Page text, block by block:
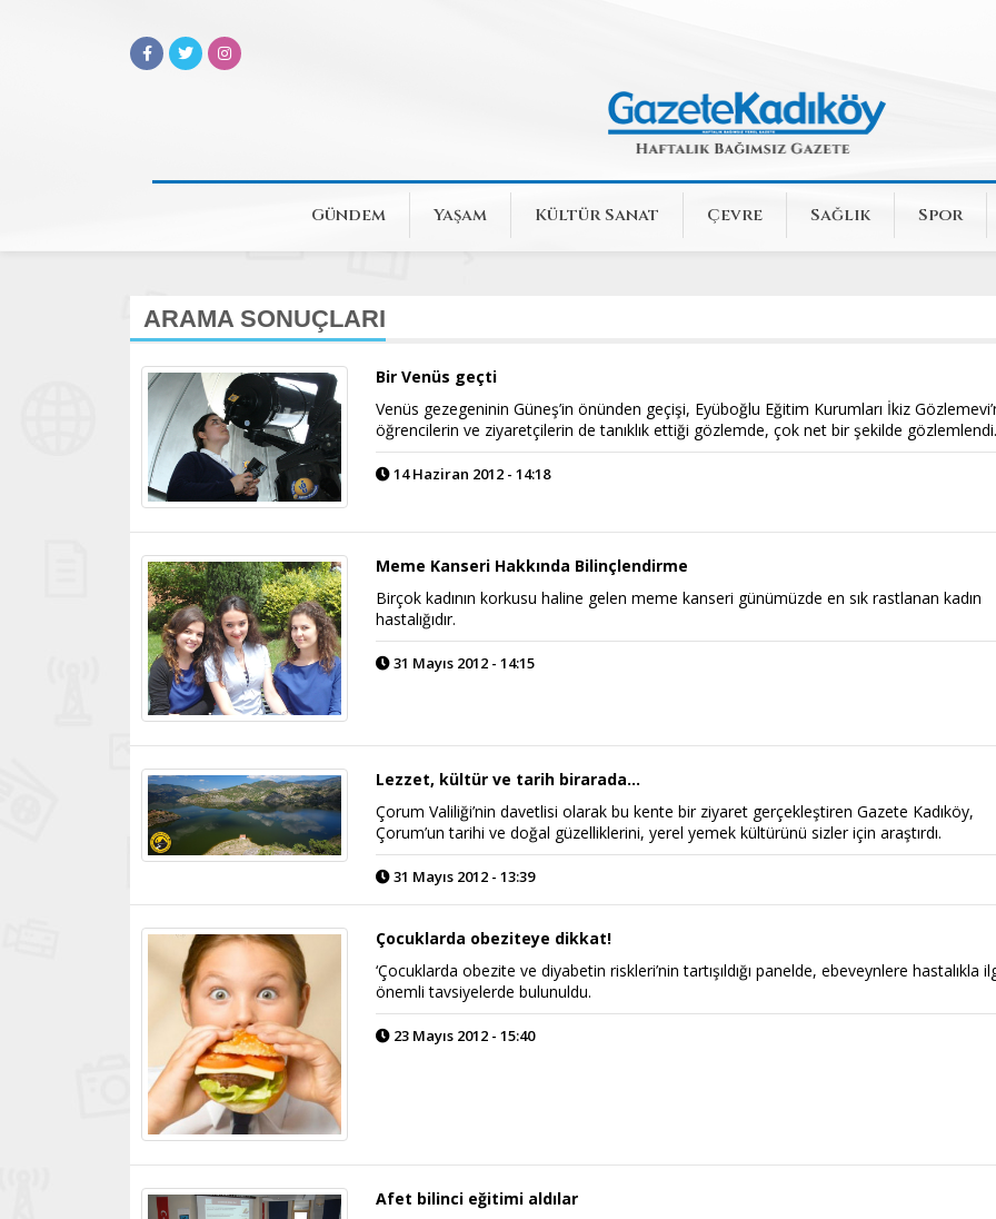
Gündem Yaşam Kültür Sanat Çevre Sağlık Spor
ARAMA SONUÇLARI
Bir Venüs geçti
Venüs gezegeninin Güneş’in önünden geçişi, Eyüboğlu Eğitim Kurumları İkiz
öğrencilerin ve ziyaretçilerin de tanıklık ettiği gözlemde, çok net bir şekilde
14 Haziran 2012 - 14:18
Meme Kanseri Hakkında Bilinçlendirme
Birçok kadının korkusu haline gelen meme kanseri günümüzde en sık rastlanan kadın
hastalığıdır.
31 Mayıs 2012 - 14:15
Lezzet, kültür ve tarih birarada...
Çorum Valiliği’nin davetlisi olarak bu kente bir ziyaret gerçekleştiren Gazete Kadıköy,
Çorum’un tarihi ve doğal güzelliklerini, yerel yemek kültürünü sizler için araştırdı.
31 Mayıs 2012 - 13:39
Çocuklarda obeziteye dikkat!
‘Çocuklarda obezite ve diyabetin riskleri’nin tartışıldığı panelde, ebeveynlere hastalıkla
önemli tavsiyelerde bulunuldu.
23 Mayıs 2012 - 15:40
Afet bilinci eğitimi aldılar